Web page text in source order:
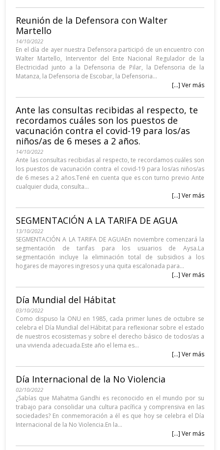
Reunión de la Defensora con Walter
Martello
14/10/2022
En el día de ayer nuestra Defensora participó de un encuentro con
Walter Martello, Interventor del Ente Nacional Regulador de la
Electricidad junto a la Defensoria de Pilar, la Defensoria de la
Matanza, la Defensoria de Escobar, la Defensoria...
[...] Ver más
Ante las consultas recibidas al respecto, te
recordamos cuáles son los puestos de
vacunación contra el covid-19 para los/as
niños/as de 6 meses a 2 años.
14/10/2022
Ante las consultas recibidas al respecto, te recordamos cuáles son
los puestos de vacunación contra el covid-19 para los/as niños/as
de 6 meses a 2 años.Tené en cuenta que es con turno previo Ante
cualquier duda, consulta...
[...] Ver más
SEGMENTACIÓN A LA TARIFA DE AGUA
13/10/2022
SEGMENTACIÓN A LA TARIFA DE AGUAEn noviembre comenzará la
segmentación de tarifas para los usuarios de Aysa.La
segmentación incluye la eliminación total de subsidios a los
hogares de mayores ingresos y una quita escalonada para...
[...] Ver más
Día Mundial del Hábitat
03/10/2022
Como dispuso la ONU en 1985, cada primer lunes de octubre se
celebra el Día Mundial del Hábitat para reflexionar sobre el estado
de nuestros ecosistemas y sobre el derecho básico de todos/as a
una vivienda adecuada.Este año el lema es...
[...] Ver más
Día Internacional de la No Violencia
02/10/2022
¿Sabías que Mahatma Gandhi es reconocido en el mundo por su
trabajo para consolidar una cultura pacífica y comprensiva en las
sociedades? En conmemoración a él es que hoy se celebra el Día
Internacional de la No Violencia.En la...
[...] Ver más